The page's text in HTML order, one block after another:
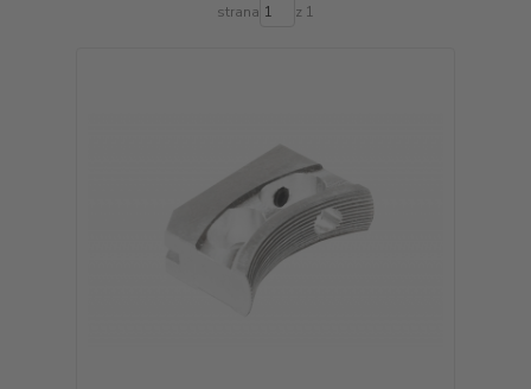
strana z 1